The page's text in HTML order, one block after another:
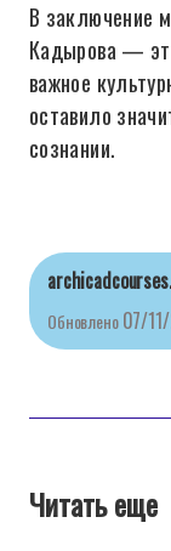
В заключение
Кадырова —
важное
оставило
сознании.
Обновлено 07/
Читать еще